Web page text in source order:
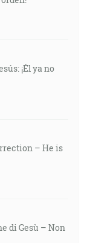
¡Él ya no
– He is
di Gesù – Non